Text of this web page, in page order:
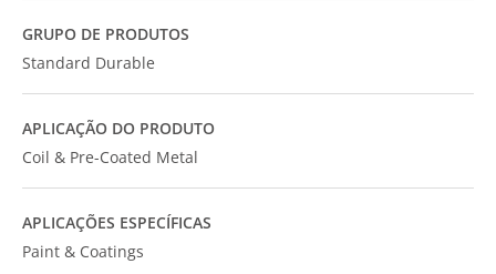
GRUPO DE PRODUTOS
Standard Durable
APLICAÇÃO DO PRODUTO
Coil & Pre-Coated Metal
APLICAÇÕES ESPECÍFICAS
Paint & Coatings